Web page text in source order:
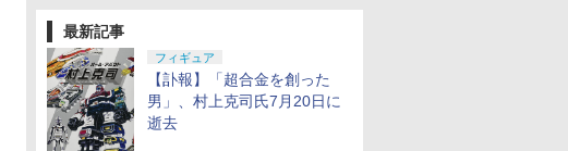
最新記事
フィギュア
【訃報】「超合金を創った
男」、村上克司氏7月20日に
逝去